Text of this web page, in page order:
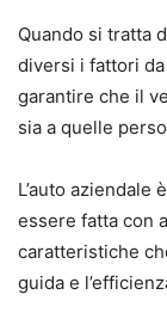
Quando si tratta
diversi i fattori
garantire che il
sia a quelle
L’auto
essere fatta con
caratteristiche
guida e